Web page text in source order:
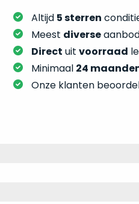
Altijd 5 sterren
Meest diverse
Direct uit voorraad
Minimaal 24
Onze klanten